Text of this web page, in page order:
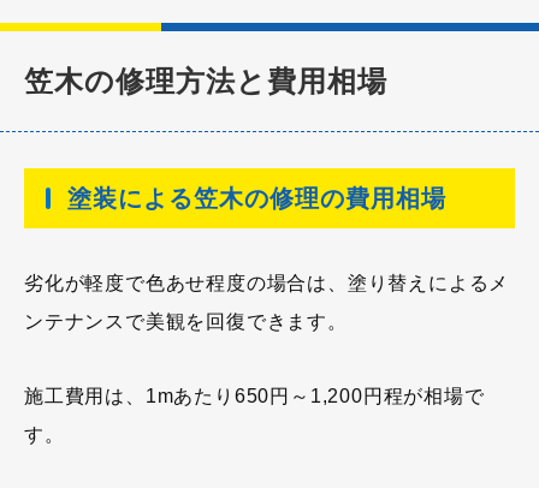
笠木の修理方法と費用相場
塗装による笠木の修理の費用相場
劣化が軽度で色あせ程度の場合は、塗り替えによるメ
ンテナンスで美観を回復できます。
施工費用は、1mあたり650円～1,200円程が相場で
す。